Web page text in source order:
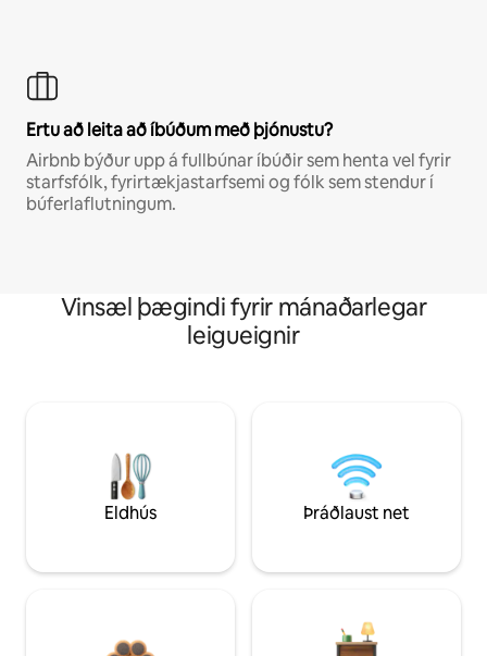
Ertu að leita að íbúðum með þjónustu?
Airbnb býður upp á fullbúnar íbúðir sem henta vel fyrir
starfsfólk, fyrirtækjastarfsemi og fólk sem stendur í
búferlaflutningum.
Vinsæl þægindi fyrir mánaðarlegar
leigueignir
Eldhús Þráðlaust net